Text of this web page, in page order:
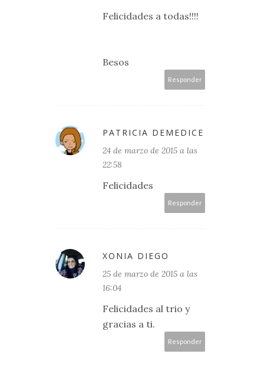
Felicidades a todas!!!!
Besos
Responder
PATRICIA DEMEDICE
24 de marzo de 2015 a las
22:58
Felicidades
Responder
XONIA DIEGO
25 de marzo de 2015 a las
16:04
Felicidades al trio y
gracias a ti.
Responder